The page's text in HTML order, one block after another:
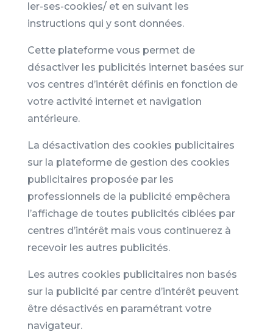
ler-ses-cookies/ et en suivant les
instructions qui y sont données.
Cette plateforme vous permet de
désactiver les publicités internet basées sur
vos centres d’intérêt définis en fonction de
votre activité internet et navigation
antérieure.
La désactivation des cookies publicitaires
sur la plateforme de gestion des cookies
publicitaires proposée par les
professionnels de la publicité empêchera
l’affichage de toutes publicités ciblées par
centres d’intérêt mais vous continuerez à
recevoir les autres publicités.
Les autres cookies publicitaires non basés
sur la publicité par centre d’intérêt peuvent
être désactivés en paramétrant votre
navigateur.